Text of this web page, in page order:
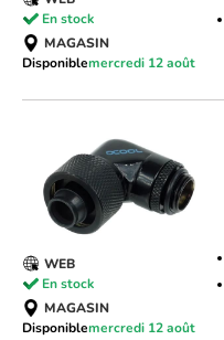
En stock
MAGASIN
Disponiblemercredi 12 août
WEB
En stock
MAGASIN
Disponiblemercredi 12 août